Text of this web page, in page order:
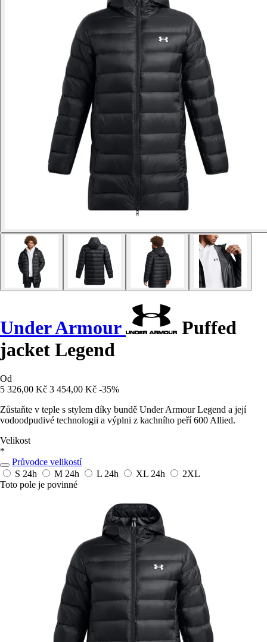
Under Armour
Puffed
jacket Legend
Od
5 326,00 Kč 3 454,00 Kč -35%
Zůstaňte v teple s stylem díky bundě Under Armour Legend a její
vodoodpudivé technologii a výplni z kachního peří 600 Allied.
Velikost
*
Průvodce velikostí
S 24h M 24h L 24h XL 24h
2XL
Toto pole je povinné